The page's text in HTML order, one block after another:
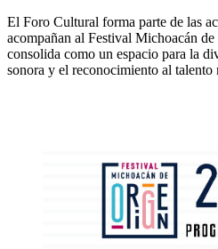
El Foro Cultural forma parte de las
acompañan al Festival Michoacán
consolida como un espacio para la
sonora y el reconocimiento al talento